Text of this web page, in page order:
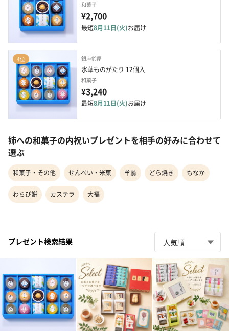
和菓子
¥2,700
最短8月11日(火)お届け
4位 銀座鈴屋
氷華ものがたり 12個入
和菓子
¥3,240
最短8月11日(火)お届け
姉への和菓子の内祝いプレゼントを相手の好みに合わせて
選ぶ
和菓子・その他 せんべい・米菓 羊羹 どら焼き もなか
わらび餅 カステラ 大福
プレゼント検索結果